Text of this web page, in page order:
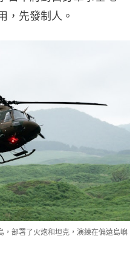
，先發制人。
，部署了火炮和坦克，演練在偏遠島嶼